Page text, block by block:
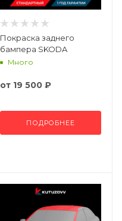
Покраска заднего
бампера SKODA
Много
от 19 500 ₽
ПОДРОБНЕЕ